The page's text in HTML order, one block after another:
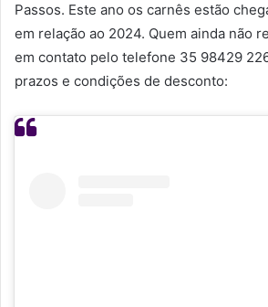
Passos. Este ano os carnês estão
em relação ao 2024. Quem ainda não
em contato pelo telefone 35 98429
prazos e condições de desconto: